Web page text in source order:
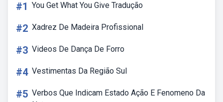
#1 You Get What You Give Tradução
#2 Xadrez De Madeira Profissional
#3 Videos De Dança De Forro
#4 Vestimentas Da Região Sul
#5 Verbos Que Indicam Estado Ação E Fenomeno Da